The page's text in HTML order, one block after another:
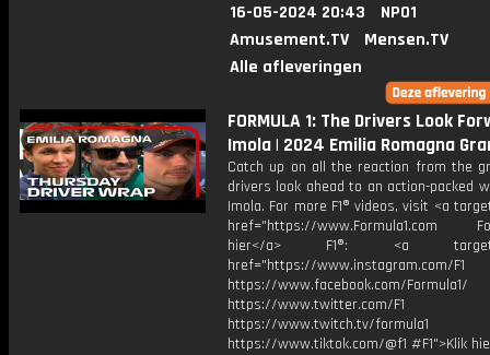
16-05-2024 20:43
NPO1
Amusement.TV
Mensen.TV
Alle afleveringen
FORMULA 1: The Drivers Look
Imola | 2024 Emilia Romagna
Catch up on all the reaction from the
drivers look ahead to an action-packed
Imola. For more F1® videos, visit <a
href="https://www.Formula1.com
hier</a> F1®: <a
href="https://www.instagram.com/F1
https://www.facebook.com/Formula1/
https://www.twitter.com/F1
https://www.twitch.tv/formula1
https://www.tiktok.com/@f1 #F1">Klik